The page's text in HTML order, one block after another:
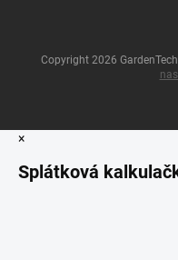
Copyright 2026
×
Splátková